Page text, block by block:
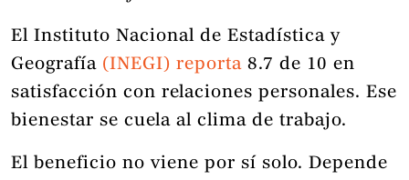
El Instituto Nacional de Estadística y
Geografía (INEGI) reporta 8.7 de 10 en
satisfacción con relaciones personales. Ese
bienestar se cuela al clima de trabajo.
El beneficio no viene por sí solo. Depende